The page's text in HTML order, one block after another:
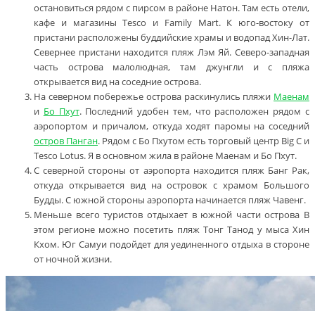
остановиться рядом с пирсом в районе Натон. Там есть отели,
кафе и магазины Tesco и Family Mart. К юго-востоку от
пристани расположены буддийские храмы и водопад Хин-Лат.
Севернее пристани находится пляж Лэм Яй. Северо-западная
часть острова малолюдная, там джунгли и с пляжа
открывается вид на соседние острова.
На северном побережье острова раскинулись пляжи Маенам
и Бо Пхут. Последний удобен тем, что расположен рядом с
аэропортом и причалом, откуда ходят паромы на соседний
остров Панган. Рядом с Бо Пхутом есть торговый центр Big C и
Tesco Lotus. Я в основном жила в районе Маенам и Бо Пхут.
С северной стороны от аэропорта находится пляж Банг Рак,
откуда открывается вид на островок с храмом Большого
Будды. С южной стороны аэропорта начинается пляж Чавенг.
Меньше всего туристов отдыхает в южной части острова В
этом регионе можно посетить пляж Тонг Танод у мыса Хин
Кхом. Юг Самуи подойдет для уединенного отдыха в стороне
от ночной жизни.